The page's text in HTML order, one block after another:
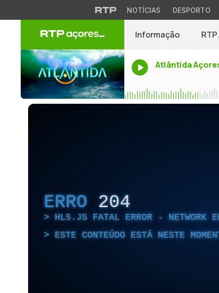
NOTÍCIAS DESPORTO
Informação
Atlântida
ERRO 204
HLS.JS FATAL ERROR - NETWORK
ESTE CONTEÚDO ESTÁ NESTE